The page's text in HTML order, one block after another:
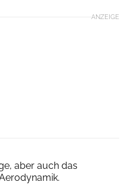
ANZEIGE
aber auch das